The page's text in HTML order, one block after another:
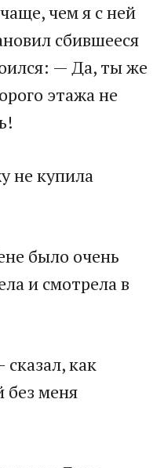
чем я с ней
сбившееся
— Да, ты же
этажа не
не купила
было очень
и смотрела в
как
без меня